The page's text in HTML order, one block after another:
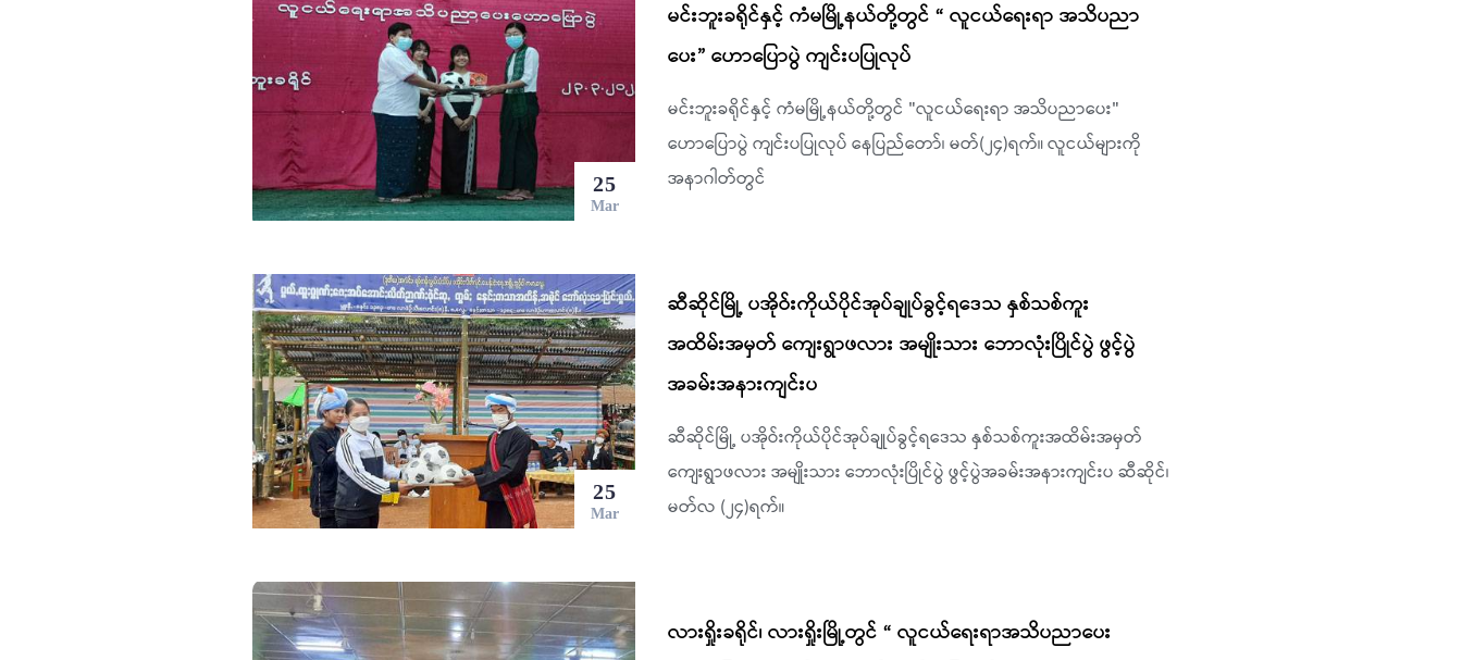
25
Mar
မင်းဘူးခရိုင်နှင့် ကံမမြို့နယ်တို့တွင် “ လူငယ်ရေးရာ အသိပညာ
ပေး” ဟောပြောပွဲ ကျင်းပပြုလုပ်
မင်းဘူးခရိုင်နှင့် ကံမမြို့နယ်တို့တွင် "လူငယ်ရေးရာ အသိပညာပေး"
ဟောပြောပွဲ ကျင်းပပြုလုပ် နေပြည်တော်၊ မတ်(၂၄)ရက်။ လူငယ်များကို
အနာဂါတ်တွင်
25
Mar
ဆီဆိုင်မြို့ ပအိုဝ်းကိုယ်ပိုင်အုပ်ချုပ်ခွင့်ရဒေသ နှစ်သစ်ကူး
အထိမ်းအမှတ် ကျေးရွာဖလား အမျိုးသား ဘောလုံးပြိုင်ပွဲ ဖွင့်ပွဲ
အခမ်းအနားကျင်းပ
ဆီဆိုင်မြို့ ပအိုဝ်းကိုယ်ပိုင်အုပ်ချုပ်ခွင့်ရဒေသ နှစ်သစ်ကူးအထိမ်းအမှတ်
ကျေးရွာဖလား အမျိုးသား ဘောလုံးပြိုင်ပွဲ ဖွင့်ပွဲအခမ်းအနားကျင်းပ ဆီဆိုင်၊
မတ်လ (၂၄)ရက်။
လားရှိုးခရိုင်၊ လားရှိုးမြို့တွင် “ လူငယ်ရေးရာအသိပညာပေး